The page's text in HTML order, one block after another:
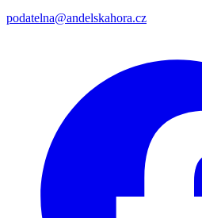
podatelna@andelskahora.cz